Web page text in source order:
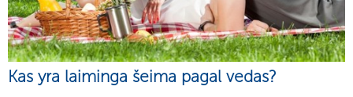
Kas yra laiminga šeima pagal vedas?